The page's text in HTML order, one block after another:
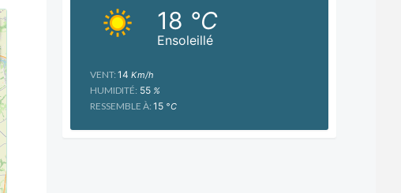
Ensoleillé
18 °C
VENT: 14 Km/h
HUMIDITÉ: 55%
RESSEMBLE À: 15°C